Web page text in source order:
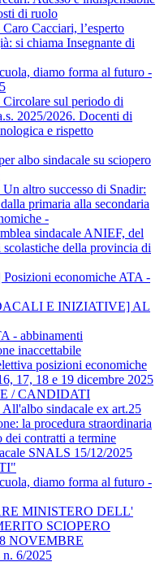
di ruolo
Cacciari, l’esperto
si chiama Insegnante di
diamo forma al futuro -
sul periodo di
2025/2026. Docenti di
e rispetto
albo sindacale su sciopero
altro successo di Snadir:
primaria alla secondaria
-
sindacale ANIEF, del
della provincia di
economiche ATA -
E INIZIATIVE] AL
- abbinamenti
inaccettabile
posizioni economiche
17, 18 e 19 dicembre 2025
/ CANDIDATI
sindacale ex art.25
la procedura straordinaria
dei contratti a termine
SNALS 15/12/2025
diamo forma al futuro -
MINISTERO DELL'
SCIOPERO
NOVEMBRE
6/2025